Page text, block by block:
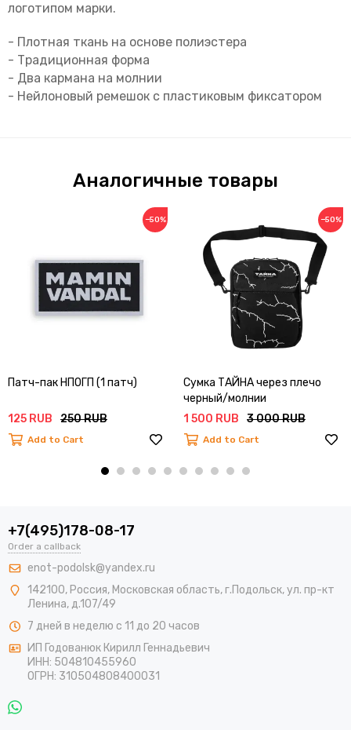
логотипом марки.
- Плотная ткань на основе полиэстера
- Традиционная форма
- Два кармана на молнии
- Нейлоновый ремешок с пластиковым фиксатором
Аналогичные товары
−50%
Патч-пак НПОГП (1 патч)
125 RUB 250 RUB
Add to Cart
−50%
Сумка ТАЙНА через плечо
черный/молнии
1 500 RUB
3 000 RUB
Add to Cart
+7(495)178-08-17
Order a callback
enot-podolsk@yandex.ru
142100, Россия, Московская область, г.Подольск,ул. пр-кт
Ленина, д.107/49
7 дней в неделю с 11 до 20 часов
ИП Годованюк Кирилл Геннадьевич
ИНН: 504810455960
ОГРН: 310504808400031